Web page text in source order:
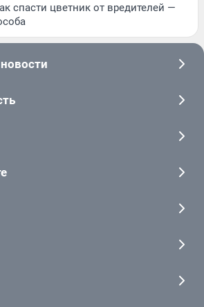
спасти цветник от вредителей —